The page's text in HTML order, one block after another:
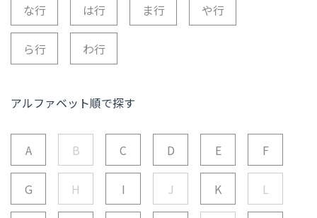
な行 は行 ま行 や行
ら行 わ行
アルファベット順で探す
A B C D E F
G H I J K L